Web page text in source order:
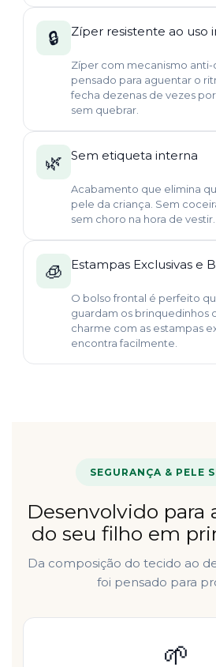
🔒 Zíper resistente ao uso
Zíper com mecanismo
pensado para aguentar o
fecha dezenas de vezes
sem quebrar.
🌿 Sem etiqueta interna
Acabamento que elimina
pele da criança. Sem
sem choro na hora de vestir.
🧊 Estampas Exclusivas e
O bolso frontal é perfeito
guardam os brinquedinhos
charme com as estampas
encontra facilmente.
SEGURANÇA & PELE
Desenvolvido para
do seu filho em
Da composição do tecido ao
foi pensado para
🌱